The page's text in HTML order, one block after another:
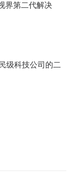
界第二代解决
级科技公司的二